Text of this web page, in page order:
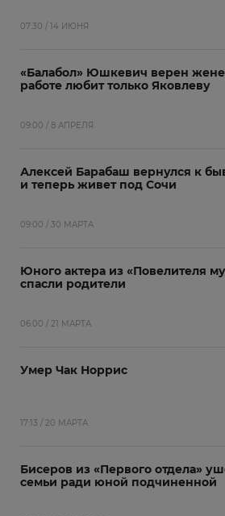
07:30 / 14 ИЮНЯ
«Балабол» Юшкевич верен
работе любит только Яковлеву
09:00 / 8 АПРЕЛЯ
Алексей Барабаш вернулся к
и теперь живет под Сочи
09:00 / 30 МАРТА
Юного актера из «Повелителя
спасли родители
06:00 / 21 МАРТА
Умер Чак Норрис
17:13 / 20 МАРТА
Бисеров из «Первого отдела»
семьи ради юной подчиненной